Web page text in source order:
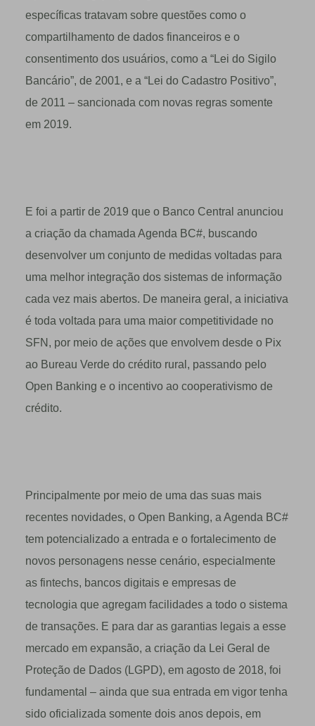
específicas tratavam sobre questões como o
compartilhamento de dados financeiros e o
consentimento dos usuários, como a “Lei do Sigilo
Bancário”, de 2001, e a “Lei do Cadastro Positivo”,
de 2011 – sancionada com novas regras somente
em 2019.
E foi a partir de 2019 que o Banco Central anunciou
a criação da chamada Agenda BC#, buscando
desenvolver um conjunto de medidas voltadas para
uma melhor integração dos sistemas de informação
cada vez mais abertos. De maneira geral, a iniciativa
é toda voltada para uma maior competitividade no
SFN, por meio de ações que envolvem desde o Pix
ao Bureau Verde do crédito rural, passando pelo
Open Banking e o incentivo ao cooperativismo de
crédito.
Principalmente por meio de uma das suas mais
recentes novidades, o Open Banking, a Agenda BC#
tem potencializado a entrada e o fortalecimento de
novos personagens nesse cenário, especialmente
as fintechs, bancos digitais e empresas de
tecnologia que agregam facilidades a todo o sistema
de transações. E para dar as garantias legais a esse
mercado em expansão, a criação da Lei Geral de
Proteção de Dados (LGPD), em agosto de 2018, foi
fundamental – ainda que sua entrada em vigor tenha
sido oficializada somente dois anos depois, em